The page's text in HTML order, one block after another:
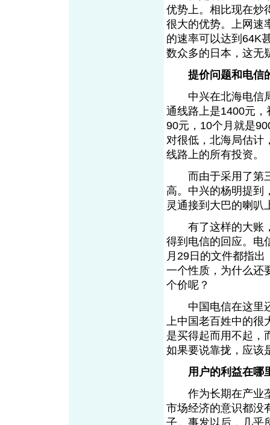
优势上。相比现在炒
很大的优势。上网速
的速率可以达到64K
数众多的日本，这无
提价问题和电信
中兴在北海电信局
通线路上是1400元
90元，10个月就是
对很低，北海局估计
线路上的所有投资。
而由于采用了第三
高。中兴的杨明提到
灵通接到大巴的喇叭
有了这样的大账，
得到电信的回应。电
月29日的文件都指
一个性质，为什么还
个价呢？
中国电信在这里还
上中国老百姓中的很
是买得起而用不起，
如果要说靠拢，应该
用户的利益在哪
作为长期在产业垄
市场经济的意识都没
子。事发以后，几乎